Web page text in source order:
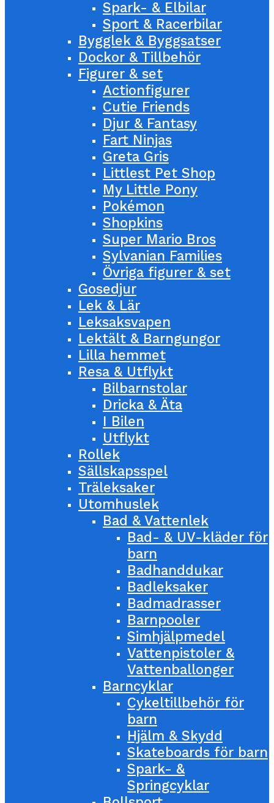
Spark- & Elbilar
Sport & Racerbilar
Bygglek & Byggsatser
Dockor & Tillbehör
Figurer & set
Actionfigurer
Cutie Friends
Djur & Fantasy
Fart Ninjas
Greta Gris
Littlest Pet Shop
My Little Pony
Pokémon
Shopkins
Super Mario Bros
Sylvanian Families
Övriga figurer & set
Gosedjur
Lek & Lär
Leksaksvapen
Lektält & Barngungor
Lilla hemmet
Resa & Utflykt
Bilbarnstolar
Dricka & Äta
I Bilen
Utflykt
Rollek
Sällskapsspel
Träleksaker
Utomhuslek
Bad & Vattenlek
Bad- & UV-kläder för
barn
Badhanddukar
Badleksaker
Badmadrasser
Barnpooler
Simhjälpmedel
Vattenpistoler &
Vattenballonger
Barncyklar
Cykeltillbehör för
barn
Hjälm & Skydd
Skateboards för barn
Spark- &
Springcyklar